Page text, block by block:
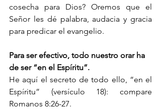
cosecha para Dios? Oremos que el
Señor les dé palabra, audacia y gracia
para predicar el evangelio.
Para ser efectivo, todo nuestro orar ha
de ser “en el Espíritu”.
He aquí el secreto de todo ello, “en el
Espíritu” (versículo 18): compare
Romanos 8:26-27.